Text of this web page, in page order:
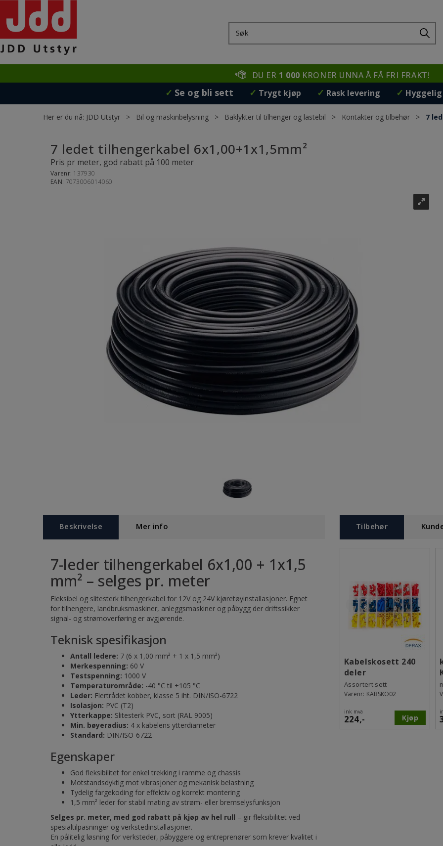
DU ER 1 000 KRONER UNNA Å FÅ FRI FRAKT!
✓ Se og bli sett ✓ Trygt kjøp ✓ Rask levering ✓
Her er du nå: JDD Utstyr > Bil og maskinbelysning > Baklykter til tilhenger og lastebil > Kontakter og tilbehør > 7
7 ledet tilhengerkabel 6x1,00+1x1,5mm²
Pris pr meter, god rabatt på 100 meter
Varenr: 137930
EAN: 7073006014060
Beskrivelse Mer info
7-leder tilhengerkabel 6x1,00 + 1x1,5
mm² – selges pr. meter
Fleksibel og slitesterk tilhengerkabel for 12V og 24V kjøretøyinstallasjoner. Egnet
for tilhengere, landbruksmaskiner, anleggsmaskiner og påbygg der driftssikker
signal- og strømoverføring er avgjørende.
Teknisk spesifikasjon
Antall ledere: 7 (6 x 1,00 mm² + 1 x 1,5 mm²)
Merkespenning: 60 V
Testspenning: 1000 V
Temperaturområde: -40 °C til +105 °C
Leder: Flertrådet kobber, klasse 5 iht. DIN/ISO-6722
Isolasjon: PVC (T2)
Ytterkappe: Slitesterk PVC, sort (RAL 9005)
Min. bøyeradius: 4 x kabelens ytterdiameter
Standard: DIN/ISO-6722
Egenskaper
God fleksibilitet for enkel trekking i ramme og chassis
Motstandsdyktig mot vibrasjoner og mekanisk belastning
Tydelig fargekoding for effektiv og korrekt montering
1,5 mm² leder for stabil mating av strøm- eller bremselysfunksjon
Selges pr. meter, med god rabatt på kjøp av hel rull – gir fleksibilitet ved
spesialtilpasninger og verkstedinstallasjoner.
En pålitelig løsning for verksteder, påbyggere og entreprenører som krever kvalitet i
Tilbehør
Kabelskosett 240
deler
Assortert sett
Varenr: KABSKO02
ink mva
224,- Kjøp